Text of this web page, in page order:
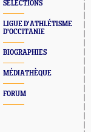
SÉLECTIONS
LIGUE D'ATHLÉTISME
D'OCCITANIE
BIOGRAPHIES
MÉDIATHÈQUE
FORUM